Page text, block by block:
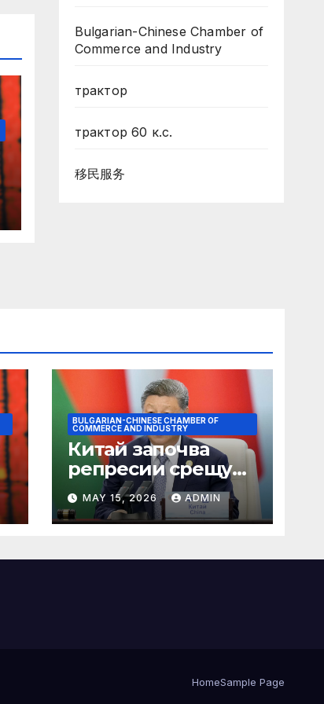
Bulgarian-Chinese Chamber of
Commerce and Industry
трактор
трактор 60 к.с.
移民服务
BULGARIAN-CHINESE CHAMBER OF
COMMERCE AND INDUSTRY
Китай започва
репресии срещу
незаконните
практики в сектора
на TCM
MAY 15, 2026 ADMIN
HomeSample Page